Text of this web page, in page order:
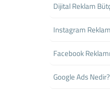
Dijital Reklam
Instagram
Facebook
Google Ads Nedir?